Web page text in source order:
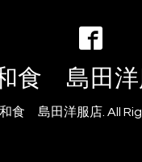
食 島田洋
和食 島田洋服店 . All